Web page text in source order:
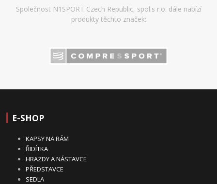
Společnost N1SPORT Czech Republic, spol.s r.o. dále nabízí
produkty těchto značek:
E-SHOP
KAPSY NA RÁM
ŘIDÍTKA
HRAZDY A NÁSTAVCE
PŘEDSTAVCE
SEDLA